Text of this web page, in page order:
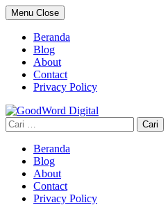
Skip
to
content
Menu Close
Beranda
Blog
About
Contact
Privacy Policy
Cari
untuk:
Beranda
Blog
About
Contact
Privacy Policy